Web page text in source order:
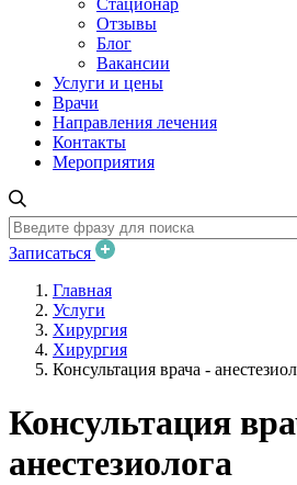
Стационар
Отзывы
Блог
Вакансии
Услуги и цены
Врачи
Направления лечения
Контакты
Мероприятия
Записаться
Главная
Услуги
Хирургия
Хирургия
Консультация врача -
Консультация
анестезиолога